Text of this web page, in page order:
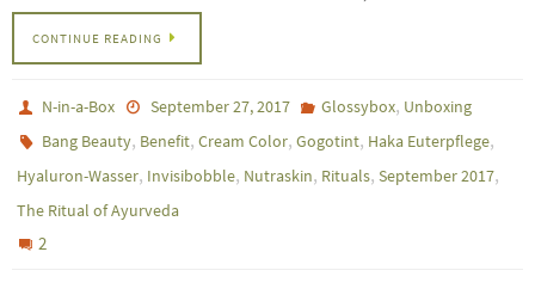
CONTINUE READING
N-in-a-Box September 27, 2017 Glossybox, Unboxing
Bang Beauty, Benefit,Cream Color,Gogotint, Haka Euterpflege,
Hyaluron-Wasser, Invisibobble, Nutraskin, Rituals, September 2017,
The Ritual of Ayurveda
2